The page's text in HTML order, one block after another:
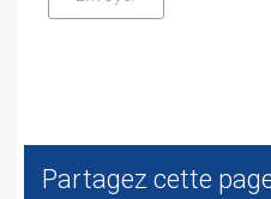
Partagez cette